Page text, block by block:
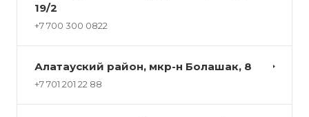
19/2
+7 700 300 0822
Алатауский район, мкр-н Болашак, 8
+7 701 201 22 88